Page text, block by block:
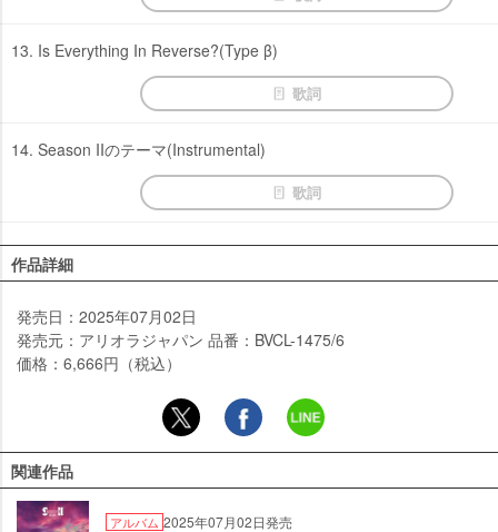
13. Is Everything In Reverse?(Type β)
歌詞
14. Season IIのテーマ(Instrumental)
歌詞
作品詳細
発売日：2025年07月02日
発売元：アリオラジャパン 品番：BVCL-1475/6
価格：6,666円（税込）
関連作品
アルバム 2025年07月02日発売